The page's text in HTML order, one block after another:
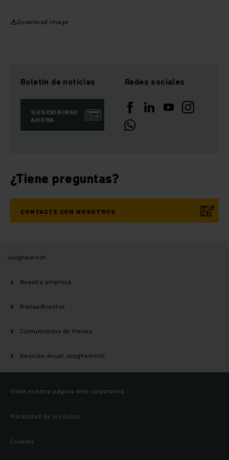
Download Image
Boletín de noticias
SUSCRIBIRSE
AHORA
Redes sociales
¿Tiene preguntas?
CONTACTE CON NOSOTROS
Jungheinrich
Nuestra empresa
Prensa/Eventos
Comunicados de Prensa
Reunión Anual Jungheinrich
Visite nuestra página web corporativa
Privacidad de los Datos
Cookies